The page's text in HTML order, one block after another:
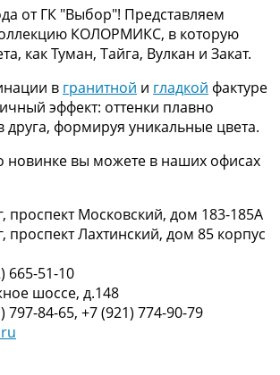
от ГК "Выбор"! Представляем
КОЛОРМИКС, в которую
как Туман, Тайга, Вулкан и Закат.
в гранитной и гладкой фактуре
эффект: оттенки плавно
друга, формируя уникальные цвета.
новинке вы можете в наших офисах
проспект Московский, дом 183-185А
проспект Лахтинский, дом 85 корпус
665-51-10
шоссе, д.148
797-84-65, +7 (921) 774-90-79